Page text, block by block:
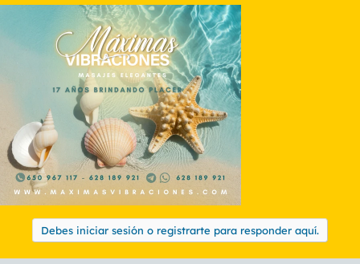
Debes iniciar sesión o registrarte para responder aquí.